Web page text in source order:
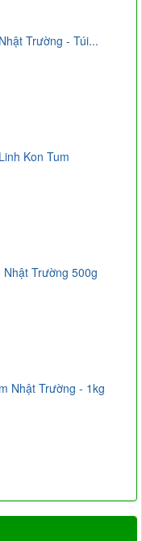
Trường - Túi...
Kon Tum
Nhật Trường 500g
Nhật Trường - 1kg